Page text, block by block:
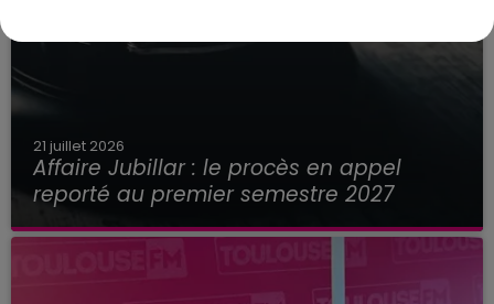
21 juillet 2026
Affaire Jubillar : le procès en appel
reporté au premier semestre 2027